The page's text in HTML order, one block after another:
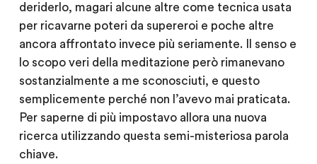
deriderlo, magari alcune altre come tecnica usata
per ricavarne poteri da supereroi e poche altre
ancora affrontato invece più seriamente. Il senso e
lo scopo veri della meditazione però rimanevano
sostanzialmente a me sconosciuti, e questo
semplicemente perché non l’avevo mai praticata.
Per saperne di più impostavo allora una nuova
ricerca utilizzando questa semi-misteriosa parola
chiave.